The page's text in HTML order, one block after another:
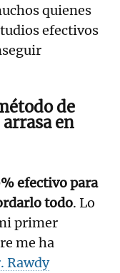
quienes
efectivos
de
en
efectivo para
todo. Lo
primer
me ha
Rawdy